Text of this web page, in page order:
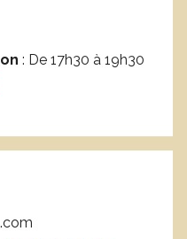
: De 17h30 à 19h30